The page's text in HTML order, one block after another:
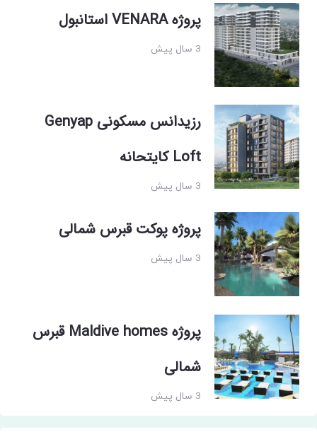
پروژه VENARA استانبول
3 سال پیش
رزیدانس مسکونی Genyap
Loft کایتحانه
3 سال پیش
پروژه پوکت قبرس شمالی
3 سال پیش
پروژه Maldive homes قبرس
شمالی
3 سال پیش